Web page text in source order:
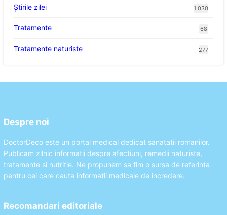
Știrile zilei 1.030
Tratamente 68
Tratamente naturiste 277
Despre noi
DoctorDeco este un portal medical dedicat sanatatii romanilor.
Publicam zilnic informatii despre afectiuni, remedii naturiste,
tratamente si nutritie. Ne propunem sa fim o sursa de referinta
pentru cei care cauta informatii medicale de incredere.
Recomandari editoriale